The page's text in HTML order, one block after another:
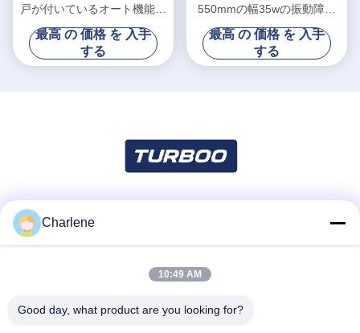
戸が付いているオート機能の
保証折り返しの障壁のゲート
最高 の 価格 を 入手
する
550mmの幅35wの振動障壁
のゲートの腰までの高さの回
転木戸
最高 の 価格 を 入手
する
Charlene
10:49 AM
Good day, what product are you looking for?